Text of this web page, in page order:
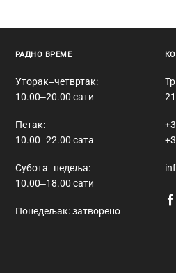
РАДНО ВРЕМЕ
Уторак‒четвртак:
10.00‒20.00 сати
Петак:
10.00‒22.00 сата
Субота‒недеља:
10.00‒18.00 сати
Понедељак: затворено